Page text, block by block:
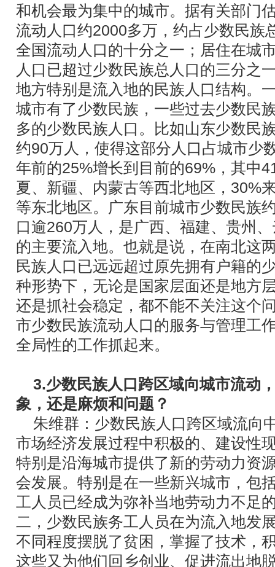
和机会最为集中的城市。据有关部门
流动人口约2000多万，约占少数民族
全国流动人口的十分之一；居住在城
人口已超过少数民族总人口的三分之
地方特别是流入地的民族人口结构。
城市有了少数民族，一些过去少数民
多的少数民族人口。比如山东少数民
约90万人，使得这部分人口占城市少
年前的25%增长到目前的69%，其中
夏、新疆、内蒙古等西北地区，30%
等东北地区。广东目前城市少数民族
口逾260万人，是广西、福建、贵州
的主要流入地。也就是说，在南北这
民族人口已远远超过原先拥有户籍的
种形势下，无论是国家层面还是地方
还是抓社会稳定，都不能不关注这个
市少数民族流动人口的服务与管理工
全局性的工作抓起来。
3.少数民族人口跨区域向城市流动
象，还是麻烦和问题？
朱维群：少数民族人口跨区域流向
市场经济发展过程中积极的、建设性
特别是沿海城市提供了新的劳动力资
会发展。特别是在一些新兴城市，包
工人员已经成为弥补当地劳动力不足
二，少数民族务工人员在为流入地发
不同程度摆脱了贫困，掌握了技术，
这些又为他们回乡创业、促进流出地